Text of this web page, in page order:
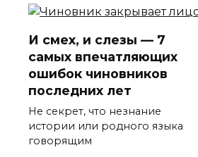
И смех, и слезы — 7
самых впечатляющих
ошибок чиновников
последних лет
Не секрет, что незнание
истории или родного языка
говорящим